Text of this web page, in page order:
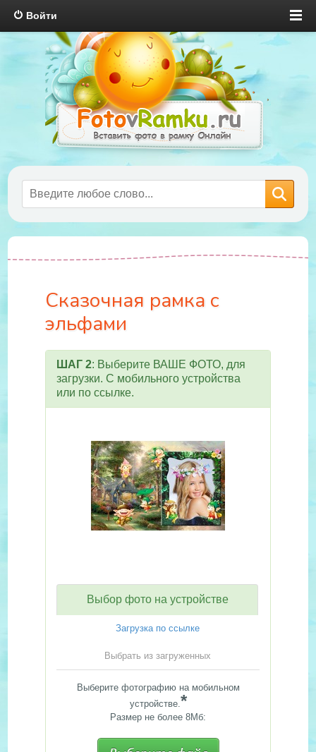
Войти
Сказочная рамка с
эльфами
ШАГ 2: Выберите ВАШЕ ФОТО, для
загрузки. С мобильного устройства
или по ссылке.
Выбор фото на устройстве
Загрузка по ссылке
Выбрать из загруженных
Выберите фотографию на мобильном
устройстве.*
Размер не более 8Мб: